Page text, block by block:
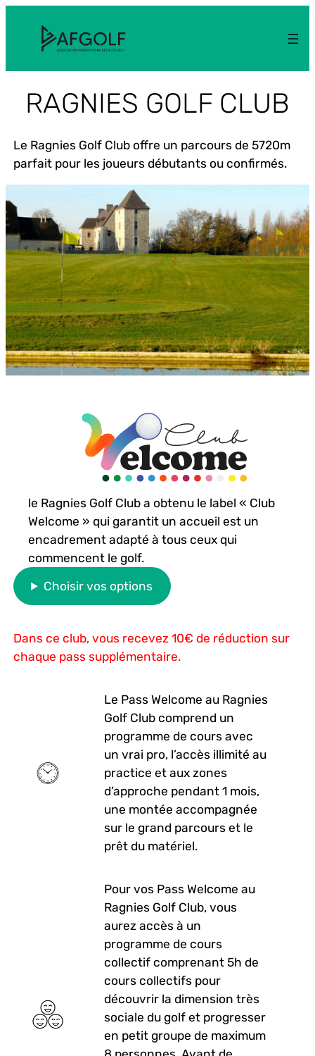
contenu
RAGNIES GOLF CLUB
Le Ragnies Golf Club offre un parcours de 5720m
parfait pour les joueurs débutants ou confirmés.
le Ragnies Golf Club a obtenu le label « Club
Welcome » qui garantit un accueil est un
encadrement adapté à tous ceux qui
commencent le golf.
Choisir vos options
Dans ce club, vous recevez 10€ de réduction sur
chaque pass supplémentaire.
Le Pass Welcome au Ragnies
Golf Club comprend un
programme de cours avec
un vrai pro, l’accès illimité au
practice et aux zones
d’approche pendant 1 mois,
une montée accompagnée
sur le grand parcours et le
prêt du matériel.
Pour vos Pass Welcome au
Ragnies Golf Club, vous
aurez accès à un
programme de cours
collectif comprenant 5h de
cours collectifs pour
découvrir la dimension très
sociale du golf et progresser
en petit groupe de maximum